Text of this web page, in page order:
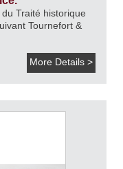
Traité historique
Tournefort &
More Details >